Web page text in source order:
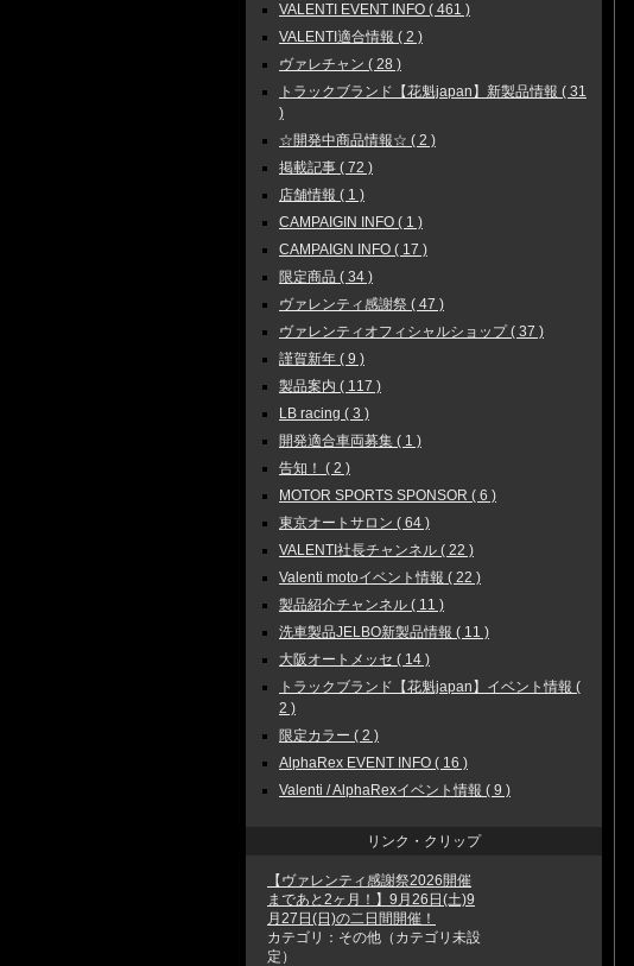
VALENTI EVENT INFO ( 461 )
VALENTI適合情報 ( 2 )
ヴァレチャン ( 28 )
トラックブランド【花魁japan】新製品情報 ( 31
)
☆開発中商品情報☆ ( 2 )
掲載記事 ( 72 )
店舗情報 ( 1 )
CAMPAIGIN INFO ( 1 )
CAMPAIGN INFO ( 17 )
限定商品 ( 34 )
ヴァレンティ感謝祭 ( 47 )
ヴァレンティオフィシャルショップ ( 37 )
謹賀新年 ( 9 )
製品案内 ( 117 )
LB racing ( 3 )
開発適合車両募集 ( 1 )
告知！ ( 2 )
MOTOR SPORTS SPONSOR ( 6 )
東京オートサロン ( 64 )
VALENTI社長チャンネル ( 22 )
Valenti motoイベント情報 ( 22 )
製品紹介チャンネル ( 11 )
洗車製品JELBO新製品情報 ( 11 )
大阪オートメッセ ( 14 )
トラックブランド【花魁japan】イベント情報 (
2 )
限定カラー ( 2 )
AlphaRex EVENT INFO ( 16 )
Valenti / AlphaRexイベント情報 ( 9 )
リンク・クリップ
【ヴァレンティ感謝祭2026開催
まであと2ヶ月！】9月26日(土)9
月27日(日)の二日間開催！
カテゴリ：その他（カテゴリ未設
定）